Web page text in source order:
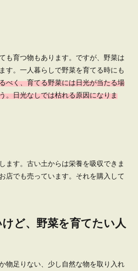
ただでさえ一人暮らしで寂しいのに、無職となっ
女性も多い...
も育つ物もあります。ですが、野菜は
す。一人暮らしで野菜を育てる時にも
べく、育てる野菜には日光が当たる場
。日光なしでは枯れる原因になりま
ます。古い土からは栄養を吸収できま
店でも売っています。それを購入して
ど、野菜を育てたい人
物足りない、少し自然な物を取り入れ